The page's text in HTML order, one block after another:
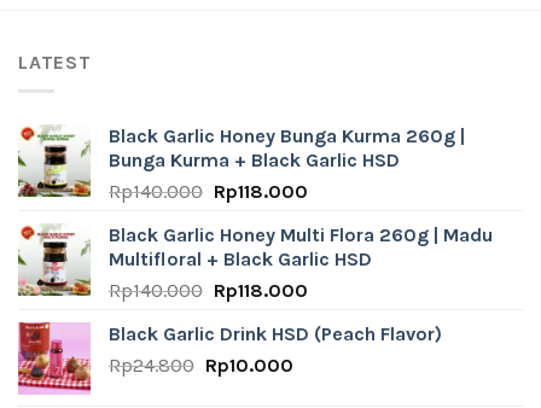
LATEST
Black Garlic Honey Bunga Kurma 260g |
Bunga Kurma + Black Garlic HSD
Rp140.000 Original
was:
Rp140.000.
Rp118.000Current
is:
Rp118.000.
Black Garlic Honey Multi Flora 260g | Madu
Multifloral + Black Garlic HSD
Rp140.000 Original
was:
Rp140.000.
Rp118.000Current
is:
Black Garlic Drink HSD (Peach Flavor)
Rp24.800 Original
Rp10.000Current